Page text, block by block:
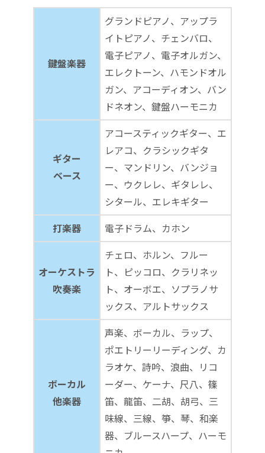
鍵盤楽器
グランドピアノ、アップラ
イトピアノ、チェンバロ、
電子ピアノ、電子オルガン、
エレクトーン、ハモンドオル
ガン、アコーディオン、バン
ドネオン、鍵盤ハーモニカ
ギター
ベース
アコースティックギター、エ
レアコ、クラシックギタ
ー、マンドリン、バンジョ
ー、ウクレレ、ギタレレ、
シタール、エレキギター
打楽器
電子ドラム、カホン
オーケストラ
吹奏楽
チェロ、ホルン、フルー
ト、ピッコロ、クラリネッ
ト、オーボエ、ソプラノサ
ックス、アルトサックス
ボーカル
他楽器
声楽、ボーカル、ラップ、
ポエトリーリーディング、カ
ラオケ、詩吟、浪曲、リコ
ーダー、ケーナ、尺八、篠
笛、龍笛、二胡、胡弓、三
味線、三線、箏、琴、和楽
器、ブルースハープ、ハーモ